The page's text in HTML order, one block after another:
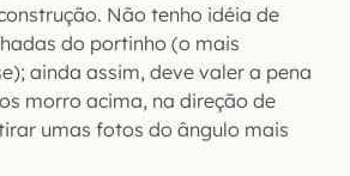
Não tenho idéia de
do portinho (o mais
ainda assim, deve valer a pena
morro acima, na direção de
umas fotos do ângulo mais